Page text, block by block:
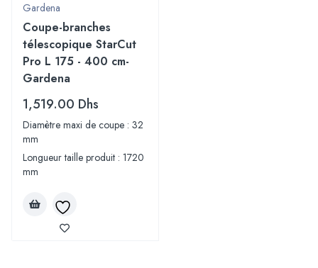
Gardena
Coupe-branches
télescopique StarCut
Pro L 175 - 400 cm-
Gardena
1,519.00 Dhs
Diamètre maxi de coupe : 32
mm
Longueur taille produit : 1720
mm